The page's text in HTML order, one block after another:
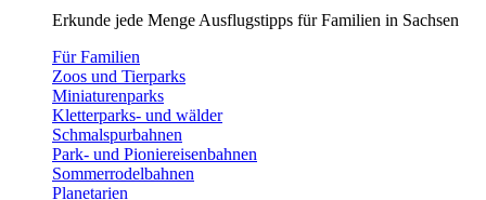
Erkunde jede Menge Ausflugstipps für Familien in Sachsen
Für Familien
Zoos und Tierparks
Miniaturenparks
Kletterparks- und wälder
Schmalspurbahnen
Park- und Pioniereisenbahnen
Sommerrodelbahnen
Planetarien